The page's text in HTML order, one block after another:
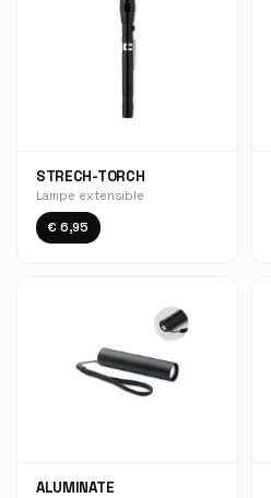
STRECH-TORCH
Lampe extensible
€ 6,95
ALUMINATE